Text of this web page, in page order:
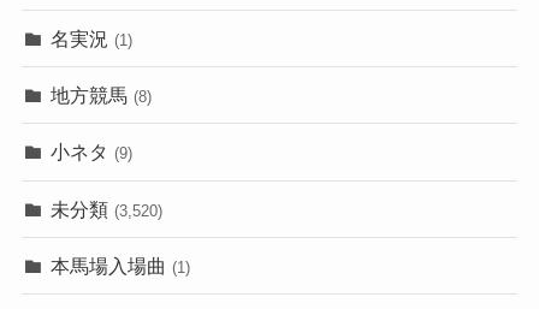
名実況 (1)
地方競馬 (8)
小ネタ (9)
未分類 (3,520)
本馬場入場曲 (1)